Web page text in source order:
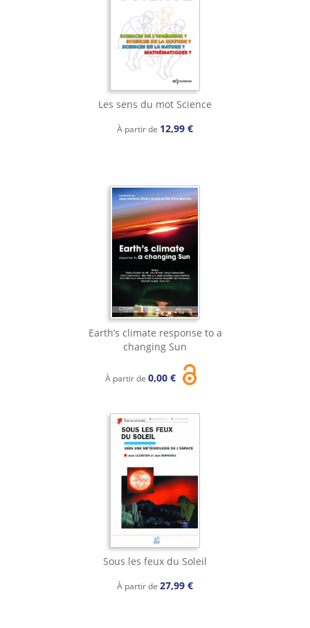
Les sens du mot Science
À partir de 12,99 €
Earth’s climate response to a
changing Sun
À partir de 0,00 €
Sous les feux du Soleil
À partir de 27,99 €